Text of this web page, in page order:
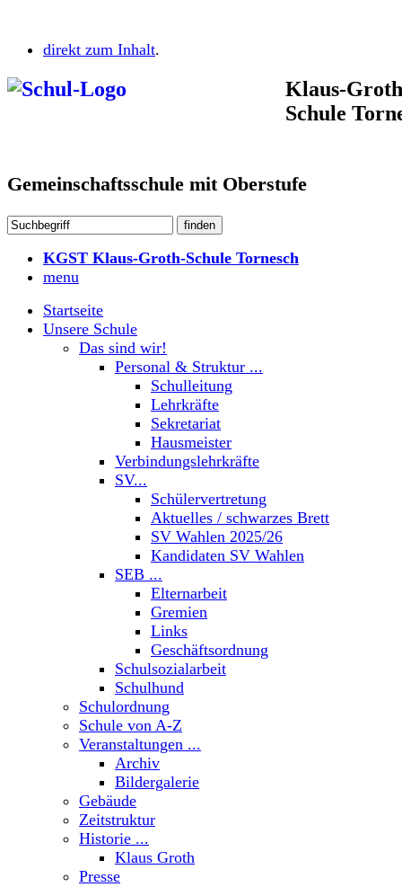
direkt zum Inhalt.
Klaus-
Schule
Gemeinschaftsschule mit Oberstufe
KGST Klaus-Groth-Schule Tornesch
menu
Startseite
Unsere Schule
Das sind wir!
Personal & Struktur ...
Schulleitung
Lehrkräfte
Sekretariat
Hausmeister
Verbindungslehrkräfte
SV...
Schülervertretung
Aktuelles / schwarzes Brett
SV Wahlen 2025/26
Kandidaten SV Wahlen
SEB ...
Elternarbeit
Gremien
Links
Geschäftsordnung
Schulsozialarbeit
Schulhund
Schulordnung
Schule von A-Z
Veranstaltungen ...
Archiv
Bildergalerie
Gebäude
Zeitstruktur
Historie ...
Klaus Groth
Presse